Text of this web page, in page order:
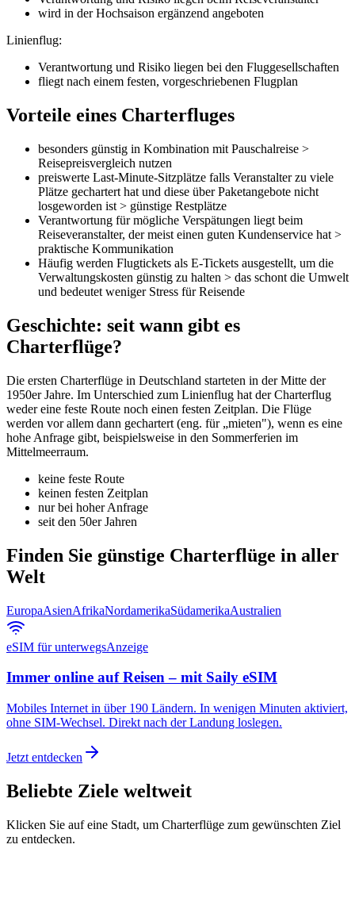
wird in der Hochsaison ergänzend angeboten
Linienflug:
Verantwortung und Risiko liegen bei den Fluggesellschaften
fliegt nach einem festen, vorgeschriebenen Flugplan
Vorteile eines Charterfluges
besonders günstig in Kombination mit Pauschalreise >
Reisepreisvergleich nutzen
preiswerte Last-Minute-Sitzplätze falls Veranstalter zu viele
Plätze gechartert hat und diese über Paketangebote nicht
losgeworden ist > günstige Restplätze
Verantwortung für mögliche Verspätungen liegt beim
Reiseveranstalter, der meist einen guten Kundenservice hat >
praktische Kommunikation
Häufig werden Flugtickets als E-Tickets ausgestellt, um die
Verwaltungskosten günstig zu halten > das schont die Umwelt
und bedeutet weniger Stress für Reisende
Geschichte: seit wann gibt es
Charterflüge?
Die ersten Charterflüge in Deutschland starteten in der Mitte der
1950er Jahre. Im Unterschied zum Linienflug hat der Charterflug
weder eine feste Route noch einen festen Zeitplan. Die Flüge
werden vor allem dann gechartert (eng. für „mieten"), wenn es eine
hohe Anfrage gibt, beispielsweise in den Sommerferien im
Mittelmeerraum.
keine feste Route
keinen festen Zeitplan
nur bei hoher Anfrage
seit den 50er Jahren
Finden Sie günstige Charterflüge in aller
Welt
EuropaAsienAfrikaNordamerikaSüdamerikaAustralien
eSIM für unterwegsAnzeige
Immer online auf Reisen – mit Saily eSIM
Mobiles Internet in über 190 Ländern. In wenigen Minuten aktiviert,
ohne SIM-Wechsel. Direkt nach der Landung loslegen.
Jetzt entdecken
Beliebte Ziele weltweit
Klicken Sie auf eine Stadt, um Charterflüge zum gewünschten Ziel
zu entdecken.